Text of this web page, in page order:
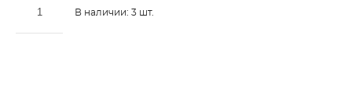
В наличии: 3 шт.